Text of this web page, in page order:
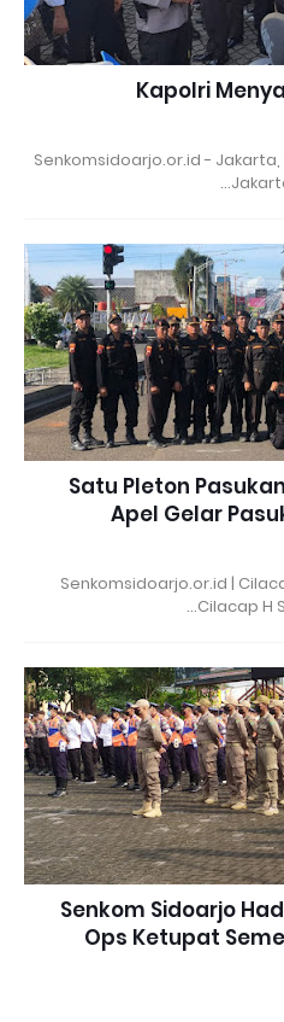
Kapolri
Senkomsidoarjo.or.id - Jakarta,
Satu Pleton
Apel Gelar
Senkomsidoarjo.or.id |
Cilacap H
Senkom Sidoarjo
Ops Ketupat